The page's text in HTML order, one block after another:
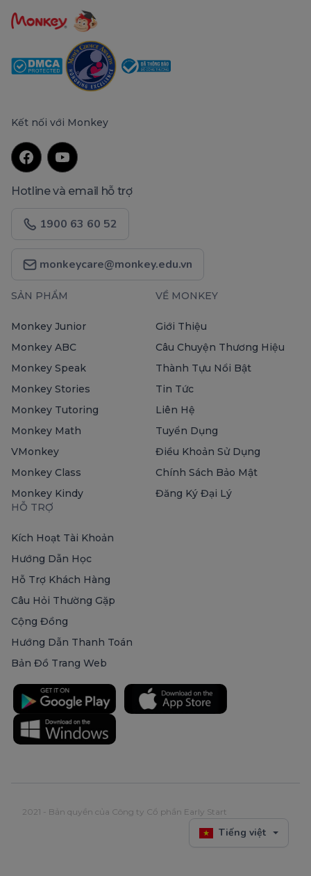
Kết nối với Monkey
Hotline và email hỗ trợ
1900 63 60 52
monkeycare@monkey.edu.vn
SẢN PHẨM
Monkey Junior
Monkey ABC
Monkey Speak
Monkey Stories
Monkey Tutoring
Monkey Math
VMonkey
Monkey Class
Monkey Kindy
VỀ MONKEY
Giới Thiệu
Câu Chuyện Thương Hiệu
Thành Tựu Nổi Bật
Tin Tức
Liên Hệ
Tuyển Dụng
Điều Khoản Sử Dụng
Chính Sách Bảo Mật
Đăng Ký Đại Lý
HỖ TRỢ
Kích Hoạt Tài Khoản
Hướng Dẫn Học
Hỗ Trợ Khách Hàng
Câu Hỏi Thường Gặp
Cộng Đồng
Hướng Dẫn Thanh Toán
Bản Đồ Trang Web
2021 - Bản quyền của Công ty Cổ phần Early Start
Tiếng việt